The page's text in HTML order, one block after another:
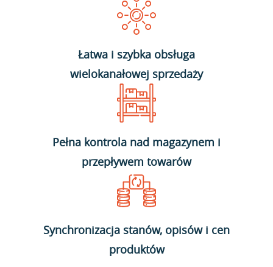
Łatwa i szybka obsługa
wielokanałowej sprzedaży
Pełna kontrola nad magazynem i
przepływem towarów
Synchronizacja stanów, opisów i cen
produktów